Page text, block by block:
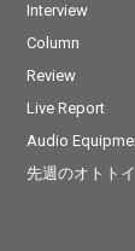
Interview
Column
Review
Live Report
Audio
先週のオトトイ